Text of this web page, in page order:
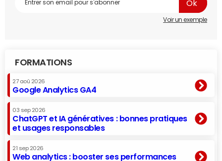
Voir un exemple
FORMATIONS
27 aoû 2026
Google Analytics GA4
03 sep 2026
ChatGPT et IA génératives : bonnes pratiques
et usages responsables
21 sep 2026
Web analytics : booster ses performances